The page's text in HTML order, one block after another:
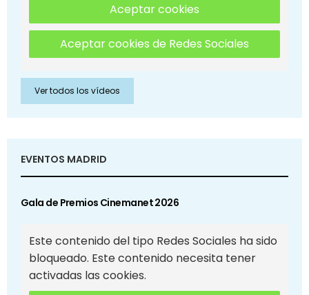
Aceptar cookies
Aceptar cookies de Redes Sociales
Ver todos los vídeos
EVENTOS MADRID
Gala de Premios Cinemanet 2026
Este contenido del tipo Redes Sociales ha sido
bloqueado. Este contenido necesita tener
activadas las cookies.